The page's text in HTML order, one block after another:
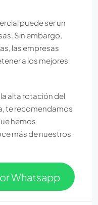
puede ser un
Sin embargo,
las empresas
a los mejores
alta rotación del
te recomendamos
hemos
más de nuestros
Whatsapp